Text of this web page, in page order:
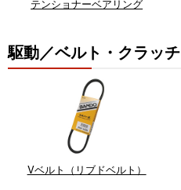
テンショナーベアリング
駆動／ベルト・クラッチ
Vベルト（リブドベルト）